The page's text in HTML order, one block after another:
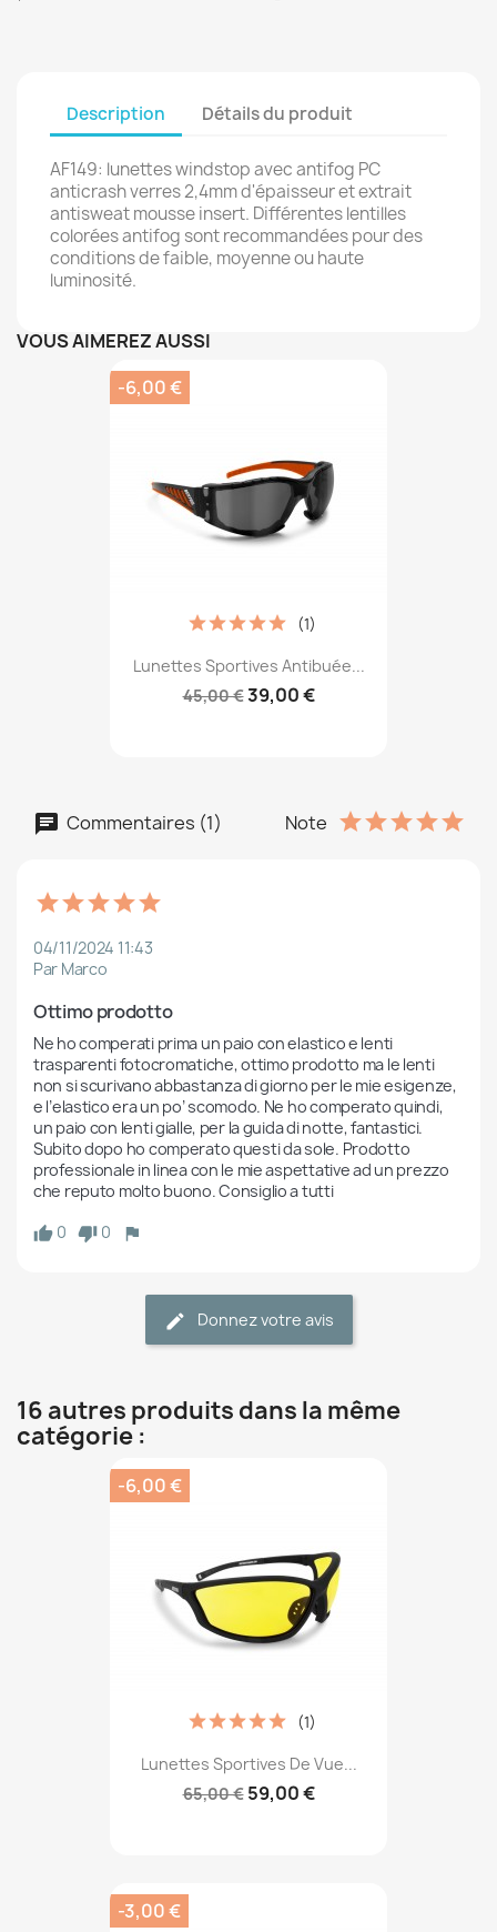
Description Détails du produit
AF149: lunettes windstop avec antifog PC
anticrash verres 2,4mm d'épaisseur et extrait
antisweat mousse insert. Différentes lentilles
colorées antifog sont recommandées pour des
conditions de faible, moyenne ou haute
luminosité.
VOUS AIMEREZ AUSSI
Lunettes Sportives Antibuée...
45,00 €39,00 €
(1)
-6,00 €
Commentaires (1) Note
04/11/2024 11:43
Par Marco
Ottimo prodotto
Ne ho comperati prima un paio con elastico e lenti
trasparenti fotocromatiche, ottimo prodotto ma le lenti
non si scurivano abbastanza di giorno per le mie esigenze,
e l’elastico era un po’ scomodo. Ne ho comperato quindi,
un paio con lenti gialle, per la guida di notte, fantastici.
Subito dopo ho comperato questi da sole. Prodotto
professionale in linea con le mie aspettative ad un prezzo
che reputo molto buono. Consiglio a tutti
0
0
Donnez votre avis
16 autres produits dans la même
catégorie :
Lunettes Sportives De Vue...
65,00 € 59,00 €
(1)
-6,00 €
-3,00 €